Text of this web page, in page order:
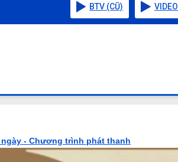
BTV (CŨ) VIDEO
- Chương trình phát thanh